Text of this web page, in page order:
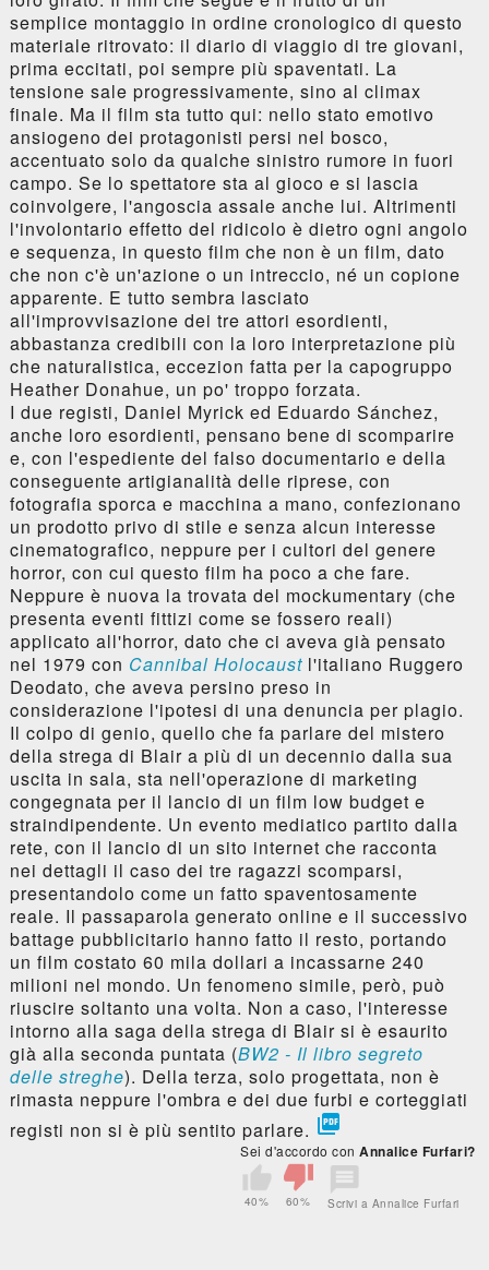
semplice montaggio in ordine cronologico di questo
materiale ritrovato: il diario di viaggio di tre giovani,
prima eccitati, poi sempre più spaventati. La
tensione sale progressivamente, sino al climax
finale. Ma il film sta tutto qui: nello stato emotivo
ansiogeno dei protagonisti persi nel bosco,
accentuato solo da qualche sinistro rumore in fuori
campo. Se lo spettatore sta al gioco e si lascia
coinvolgere, l'angoscia assale anche lui. Altrimenti
l'involontario effetto del ridicolo è dietro ogni angolo
e sequenza, in questo film che non è un film, dato
che non c'è un'azione o un intreccio, né un copione
apparente. E tutto sembra lasciato
all'improvvisazione dei tre attori esordienti,
abbastanza credibili con la loro interpretazione più
che naturalistica, eccezion fatta per la capogruppo
Heather Donahue, un po' troppo forzata.
I due registi, Daniel Myrick ed Eduardo Sánchez,
anche loro esordienti, pensano bene di scomparire
e, con l'espediente del falso documentario e della
conseguente artigianalità delle riprese, con
fotografia sporca e macchina a mano, confezionano
un prodotto privo di stile e senza alcun interesse
cinematografico, neppure per i cultori del genere
horror, con cui questo film ha poco a che fare.
Neppure è nuova la trovata del mockumentary (che
presenta eventi fittizi come se fossero reali)
applicato all'horror, dato che ci aveva già pensato
nel 1979 con Cannibal Holocaustl'italiano Ruggero
Deodato, che aveva persino preso in
considerazione l'ipotesi di una denuncia per plagio.
Il colpo di genio, quello che fa parlare del mistero
della strega di Blair a più di un decennio dalla sua
uscita in sala, sta nell'operazione di marketing
congegnata per il lancio di un film low budget e
straindipendente. Un evento mediatico partito dalla
rete, con il lancio di un sito internet che racconta
nei dettagli il caso dei tre ragazzi scomparsi,
presentandolo come un fatto spaventosamente
reale. Il passaparola generato online e il successivo
battage pubblicitario hanno fatto il resto, portando
un film costato 60 mila dollari a incassarne 240
milioni nel mondo. Un fenomeno simile, però, può
riuscire soltanto una volta. Non a caso, l'interesse
intorno alla saga della strega di Blair si è esaurito
già alla seconda puntata (BW2 - Il libro segreto
delle streghe). Della terza, solo progettata, non è
rimasta neppure l'ombra e dei due furbi e corteggiati
registi non si è più sentito parlare. 
Sei d'accordo conAnnalice Furfari?
40% 60% Scrivi a Annalice Furfari